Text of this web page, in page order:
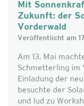
Mit
Zukunft: der
Vorderwald
Veröffentlicht am
Am 13. Mai
Schmetterling im
Einladung der
besuchte der
und lud zu